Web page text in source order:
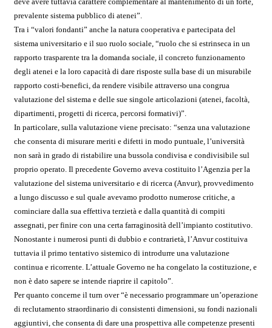
prevalente sistema pubblico di atenei”.
Tra i “valori fondanti” anche la natura cooperativa e partecipata del
sistema universitario e il suo ruolo sociale, “ruolo che si estrinseca in un
rapporto trasparente tra la domanda sociale, il concreto funzionamento
degli atenei e la loro capacità di dare risposte sulla base di un misurabile
rapporto costi-benefici, da rendere visibile attraverso una congrua
valutazione del sistema e delle sue singole articolazioni (atenei, facoltà,
dipartimenti, progetti di ricerca, percorsi formativi)”.
In particolare, sulla valutazione viene precisato: “senza una valutazione
che consenta di misurare meriti e difetti in modo puntuale, l’università
non sarà in grado di ristabilire una bussola condivisa e condivisibile sul
proprio operato. Il precedente Governo aveva costituito l’Agenzia per la
valutazione del sistema universitario e di ricerca (Anvur), provvedimento
a lungo discusso e sul quale avevamo prodotto numerose critiche, a
cominciare dalla sua effettiva terzietà e dalla quantità di compiti
assegnati, per finire con una certa farraginosità dell’impianto costitutivo.
Nonostante i numerosi punti di dubbio e contrarietà, l’Anvur costituiva
tuttavia il primo tentativo sistemico di introdurre una valutazione
continua e ricorrente. L’attuale Governo ne ha congelato la costituzione, e
non è dato sapere se intende riaprire il capitolo”.
Per quanto concerne il turn over “è necessario programmare un’operazione
di reclutamento straordinario di consistenti dimensioni, su fondi nazionali
aggiuntivi, che consenta di dare una prospettiva alle competenze presenti